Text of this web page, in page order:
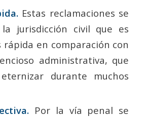
Estas reclamaciones se
jurisdicción civil que es
rápida en comparación con
administrativa, que
durante muchos
Por la vía penal se